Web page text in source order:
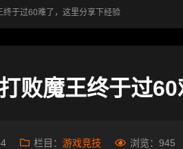
终于过60难了，这里分享下经验
败魔王终于过
栏目： 游戏竞技 浏览： 945